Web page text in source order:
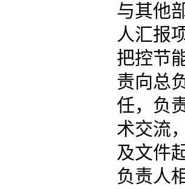
与其他
人汇报
把控节
责向总
任，负
术交流
及文件
负责人